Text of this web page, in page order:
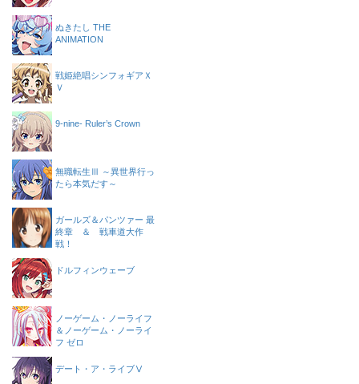
ぬきたし THE
ANIMATION
戦姫絶唱シンフォギアＸ
Ｖ
9-nine- Ruler’s Crown
無職転生Ⅲ ～異世界行っ
たら本気だす～
ガールズ＆パンツァー 最
終章 ＆ 戦車道大作
戦！
ドルフィンウェーブ
ノーゲーム・ノーライフ
＆ノーゲーム・ノーライ
フ ゼロ
デート・ア・ライブⅤ